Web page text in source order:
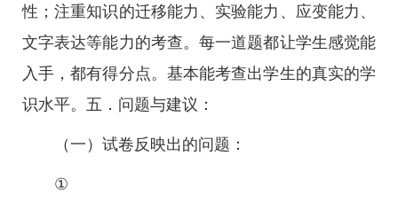
性；注重知识的迁移能力、实验能力、应变能力、
文字表达等能力的考查。每一道题都让学生感觉能
入手，都有得分点。基本能考查出学生的真实的学
识水平。五．问题与建议：
（一）试卷反映出的问题：
①